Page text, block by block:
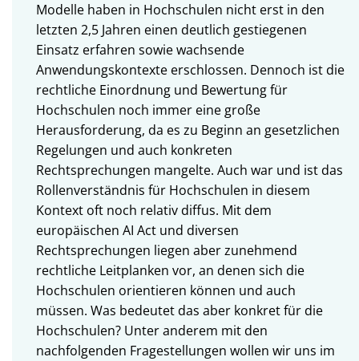
Modelle haben in Hochschulen nicht erst in den
letzten 2,5 Jahren einen deutlich gestiegenen
Einsatz erfahren sowie wachsende
Anwendungskontexte erschlossen. Dennoch ist die
rechtliche Einordnung und Bewertung für
Hochschulen noch immer eine große
Herausforderung, da es zu Beginn an gesetzlichen
Regelungen und auch konkreten
Rechtsprechungen mangelte. Auch war und ist das
Rollenverständnis für Hochschulen in diesem
Kontext oft noch relativ diffus. Mit dem
europäischen AI Act und diversen
Rechtsprechungen liegen aber zunehmend
rechtliche Leitplanken vor, an denen sich die
Hochschulen orientieren können und auch
müssen. Was bedeutet das aber konkret für die
Hochschulen? Unter anderem mit den
nachfolgenden Fragestellungen wollen wir uns im